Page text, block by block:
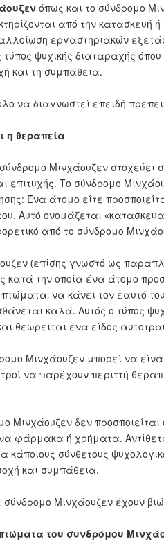
όπως και το σύνδρομο
από την κατασκευή
εργαστηριακών
τύπος ψυχικής διαταραχής
και τη συμπάθεια.
να διαγνωστεί επειδή
η θεραπεία
Μινχάουζεν στοχεύει
επιτυχής. Το σύνδρομο
Ένα άτομο είτε
Αυτό ονομάζεται
από το σύνδρομο
(επίσης γνωστό ως
κατά την οποία ένα άτομο
να κάνει τον εαυτό
καλά. Αυτός ο τύπος
θεωρείται ένα είδος
Μινχάουζεν μπορεί να
να παρέχουν περιττή
Μινχάουζεν δεν
φάρμακα ή χρήματα.
κάποιους σύνθετους
και συμπάθεια.
Μινχάουζεν έχουν
του συνδρόμου